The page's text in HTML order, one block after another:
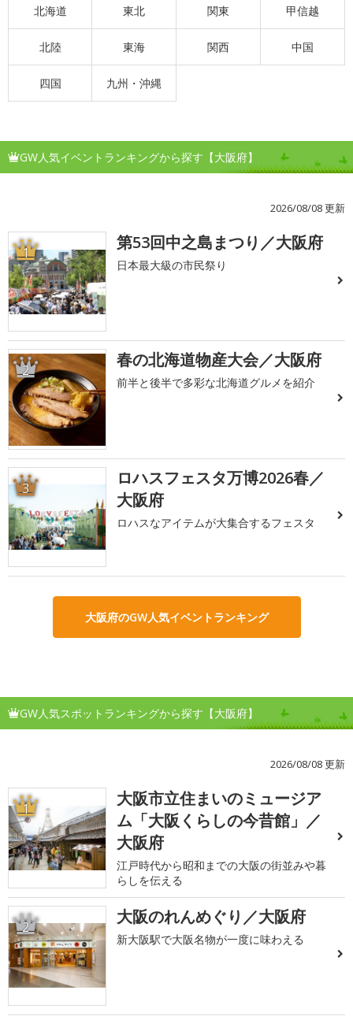
北海道 東北 関東 甲信越
北陸 東海 関西 中国
四国 九州・沖縄
GW人気イベントランキングから探す【大阪府】
2026/08/08 更新
1 第53回中之島まつり／大阪府
日本最大級の市民祭り
2 春の北海道物産大会／大阪府
前半と後半で多彩な北海道グルメを紹介
3
ロハスフェスタ万博2026春／
大阪府
ロハスなアイテムが大集合するフェスタ
大阪府のGW人気イベントランキング
GW人気スポットランキングから探す【大阪府】
2026/08/08 更新
1
大阪市立住まいのミュージア
ム「大阪くらしの今昔館」／
大阪府
江戸時代から昭和までの大阪の街並みや暮
らしを伝える
2 大阪のれんめぐり／大阪府
新大阪駅で大阪名物が一度に味わえる